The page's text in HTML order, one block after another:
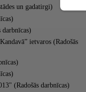
un gadatirgi)
darbnīcas)
ietvaros (Radošās
(Radošās darbnīcas)